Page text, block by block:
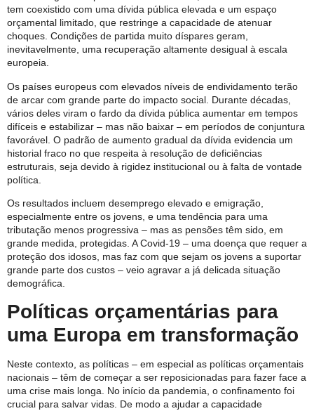
tem coexistido com uma dívida pública elevada e um espaço
orçamental limitado, que restringe a capacidade de atenuar
choques. Condições de partida muito díspares geram,
inevitavelmente, uma recuperação altamente desigual à escala
europeia.
Os países europeus com elevados níveis de endividamento terão
de arcar com grande parte do impacto social. Durante décadas,
vários deles viram o fardo da dívida pública aumentar em tempos
difíceis e estabilizar – mas não baixar – em períodos de conjuntura
favorável. O padrão de aumento gradual da dívida evidencia um
historial fraco no que respeita à resolução de deficiências
estruturais, seja devido à rigidez institucional ou à falta de vontade
política.
Os resultados incluem desemprego elevado e emigração,
especialmente entre os jovens, e uma tendência para uma
tributação menos progressiva – mas as pensões têm sido, em
grande medida, protegidas. A Covid-19 – uma doença que requer a
proteção dos idosos, mas faz com que sejam os jovens a suportar
grande parte dos custos – veio agravar a já delicada situação
demográfica.
Políticas orçamentárias para
uma Europa em transformação
Neste contexto, as políticas – em especial as políticas orçamentais
nacionais – têm de começar a ser reposicionadas para fazer face a
uma crise mais longa. No início da pandemia, o confinamento foi
crucial para salvar vidas. De modo a ajudar a capacidade